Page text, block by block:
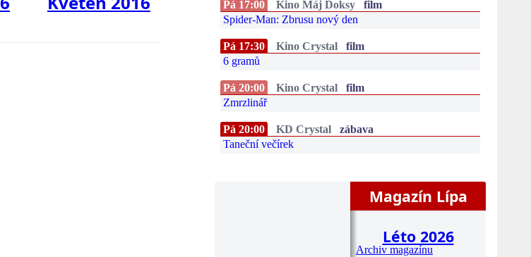
Pá 17:00 Kino Máj Doksy
film
Spider-Man: Zbrusu nový den
Pá 17:30 Kino Crystal
film
6 gramů
Pá 20:00 Kino Crystal
film
Zmrzlinář
Pá 20:00 KD Crystal
zábava
Taneční večírek
Magazín Lípa
Léto 2026
Archiv magazínu